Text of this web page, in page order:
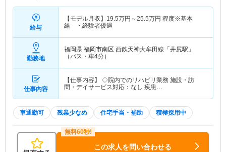
給与
【モデル月収】 19.5万円～25.5万円 程度※基本
給 ・経験者優遇
勤務地
福岡県 福岡市南区 西鉄天神大牟田線「井尻駅」
（バス・車4分）
仕事内容
【仕事内容】 ◇院内でのリハビリ業務 施設・訪
問・デイサービス対応：なし 疾患…
車通勤可 残業少なめ 住宅手当・補助 積極採用中
この求人を問い合わせる